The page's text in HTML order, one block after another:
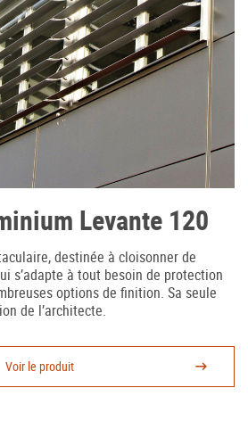
Levante 120
destinée à cloisonner de
s’adapte à tout besoin de protection
options de finition. Sa seule
de l’architecte.
Voir le produit